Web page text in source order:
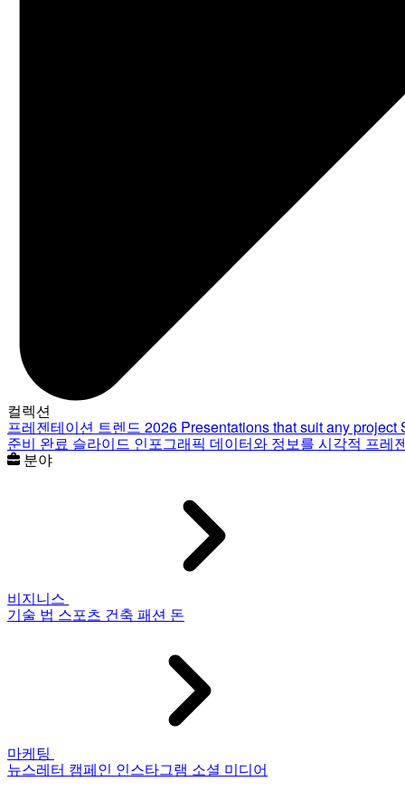
컬렉션
프레젠테이션 트렌드 2026 Presentations that suit any project
준비 완료 슬라이드 인포그래픽 데이터와 정보를 시각적 프레
분야
비지니스
기술 법 스포츠 건축 패션 돈
마케팅
뉴스레터 캠페인 인스타그램 소셜 미디어